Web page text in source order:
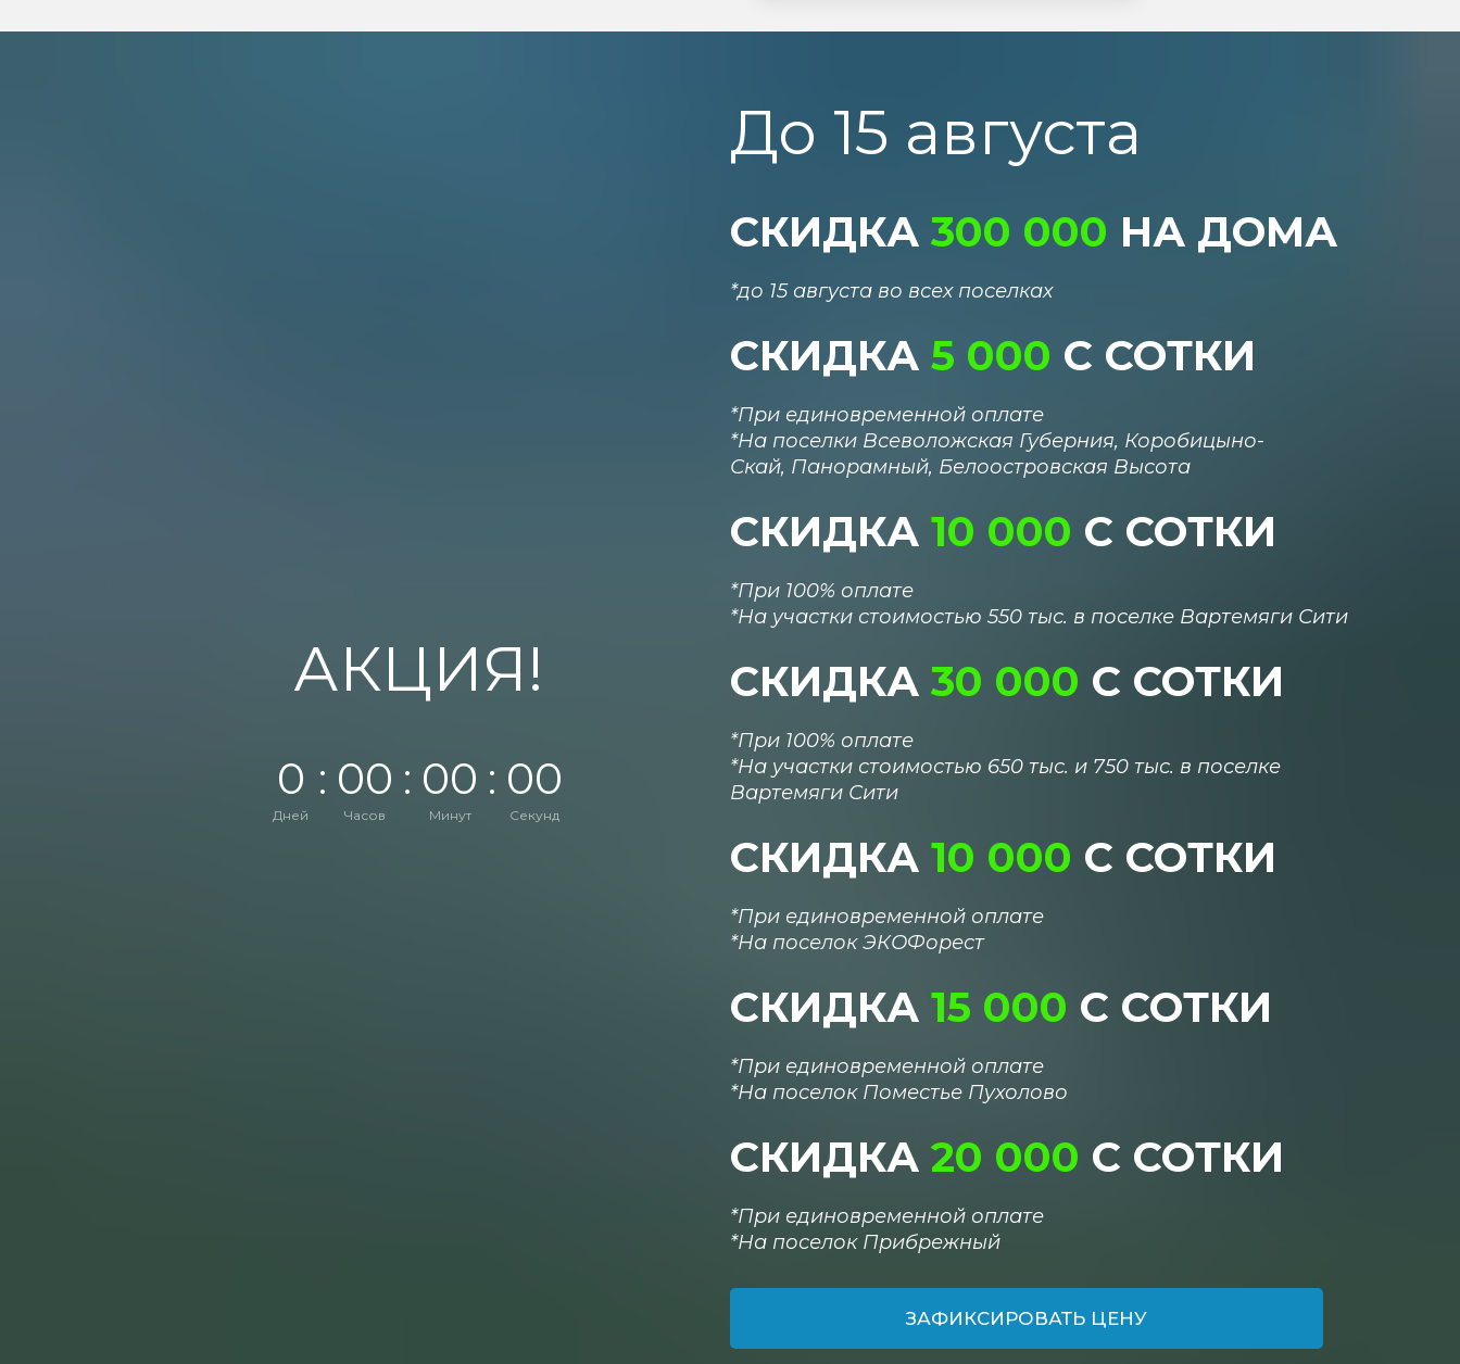
АКЦИЯ!
0
Дней
: 00
Часов
: 00
Минут
: 00
Секунд
До 15 августа
СКИДКА 300 000 НА ДОМА
*до 15 августа во всех поселках
СКИДКА 5 000 С СОТКИ
*При единовременной оплате
*На поселки Всеволожская Губерния, Коробицыно-
Скай, Панорамный, Белоостровская Высота
СКИДКА 10 000 С СОТКИ
*При 100% оплате
*На участки стоимостью 550 тыс. в поселке Вартемяги Сити
СКИДКА 30 000 С СОТКИ
*При 100% оплате
*На участки стоимостью 650 тыс. и 750 тыс. в поселке
Вартемяги Сити
СКИДКА 10 000 С СОТКИ
*При единовременной оплате
*На поселокЭКОФорест
СКИДКА 15 000 С СОТКИ
*При единовременной оплате
*На поселок Поместье Пухолово
СКИДКА 20 000 С СОТКИ
*При единовременной оплате
*На поселокПрибрежный
ЗАФИКСИРОВАТЬ ЦЕНУ